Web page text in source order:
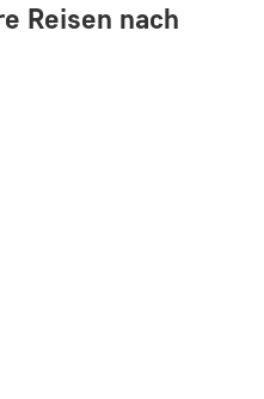
Reisen nach